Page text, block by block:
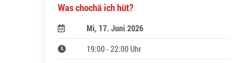
Was chochä ich hüt?
Mi, 17. Juni 2026
19:00 - 22:00 Uhr